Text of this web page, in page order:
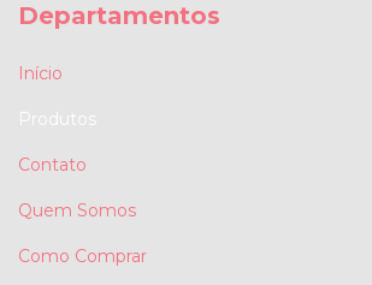
Departamentos
Início
Produtos
Contato
Quem Somos
Como Comprar